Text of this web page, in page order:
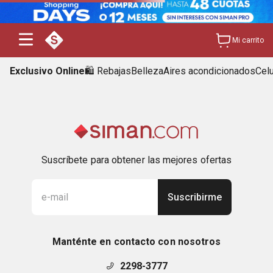
Mi carrito
Exclusivo Online🛍️ RebajasBellezaAires acondicionados
Suscríbete para obtener las mejores ofertas
Suscribirme
Manténte en contacto con nosotros
2298-3777